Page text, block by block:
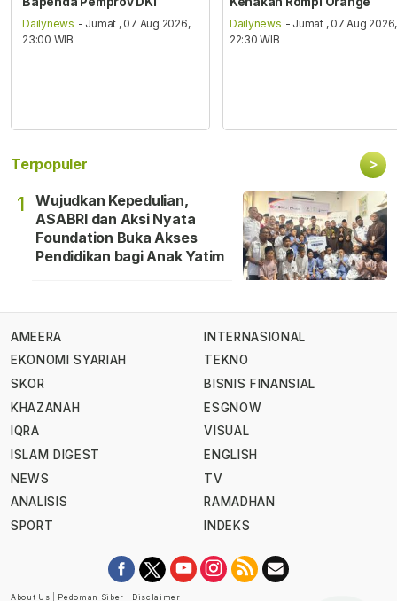
Dailynews - Jumat , 07 Aug 2026,
23:00 WIB
Dailynews - Jumat , 07 Aug 2026,
22:30 WIB
Terpopuler >
1
Wujudkan Kepedulian,
ASABRI dan Aksi Nyata
Foundation Buka Akses
Pendidikan bagi Anak Yatim
AMEERA
EKONOMI SYARIAH
SKOR
KHAZANAH
IQRA
ISLAM DIGEST
NEWS
ANALISIS
SPORT
INTERNASIONAL
TEKNO
BISNIS FINANSIAL
ESGNOW
VISUAL
ENGLISH
TV
RAMADHAN
INDEKS
About Us Pedoman Siber Disclaimer